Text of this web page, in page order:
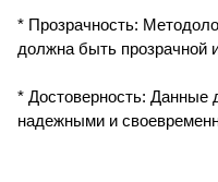
* Прозрачность:
должна быть прозрачной
* Достоверность:
надежными и